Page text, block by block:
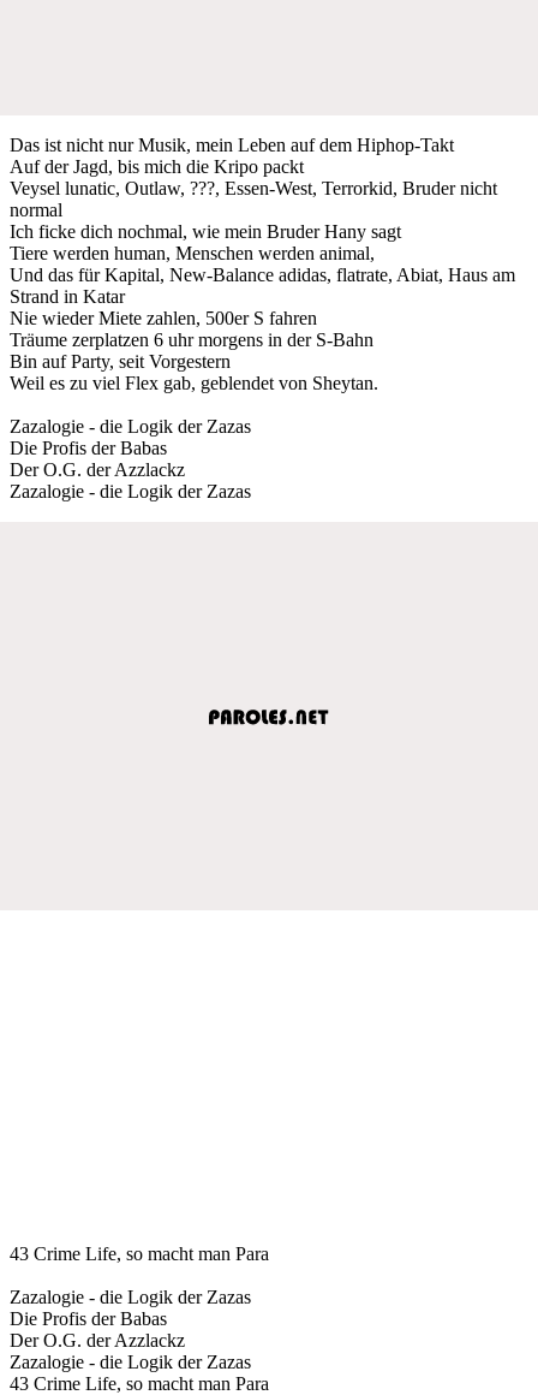
Das ist nicht nur Musik, mein Leben auf dem Hiphop-Takt
Auf der Jagd, bis mich die Kripo packt
Veysel lunatic, Outlaw, ???, Essen-West, Terrorkid, Bruder nicht
normal
Ich ficke dich nochmal, wie mein Bruder Hany sagt
Tiere werden human, Menschen werden animal,
Und das für Kapital, New-Balance adidas, flatrate, Abiat, Haus am
Strand in Katar
Nie wieder Miete zahlen, 500er S fahren
Träume zerplatzen 6 uhr morgens in der S-Bahn
Bin auf Party, seit Vorgestern
Weil es zu viel Flex gab, geblendet von Sheytan.
Zazalogie - die Logik der Zazas
Die Profis der Babas
Der O.G. der Azzlackz
Zazalogie - die Logik der Zazas
43 Crime Life, so macht man Para
Zazalogie - die Logik der Zazas
Die Profis der Babas
Der O.G. der Azzlackz
Zazalogie - die Logik der Zazas
43 Crime Life, so macht man Para